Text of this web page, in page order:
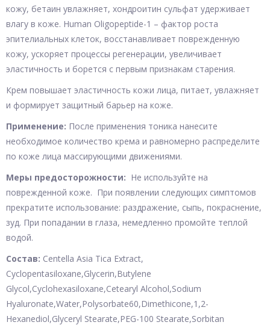
кожу, бетаин увлажняет, хондроитин сульфат удерживает
влагу в коже. Human Oligopeptide-1 – фактор роста
эпителиальных клеток, восстанавливает поврежденную
кожу, ускоряет процессы регенерации, увеличивает
эластичность и борется с первым признакам старения.
Крем повышает эластичность кожи лица, питает, увлажняет
и формирует защитный барьер на коже.
Применение: После применения тоника нанесите
необходимое количество крема и равномерно распределите
по коже лица массирующими движениями.
Меры предосторожности: Не используйте на
поврежденной коже. При появлении следующих симптомов
прекратите использование: раздражение, сыпь, покраснение,
зуд. При попадании в глаза, немедленно промойте теплой
водой.
Состав: Centella Asia Tica Extract,
Cyclopentasiloxane,Glycerin,Butylene
Glycol,Cyclohexasiloxane,Cetearyl Alcohol,Sodium
Hyaluronate,Water,Polysorbate60,Dimethicone,1,2-
Hexanediol,Glyceryl Stearate,PEG-100 Stearate,Sorbitan